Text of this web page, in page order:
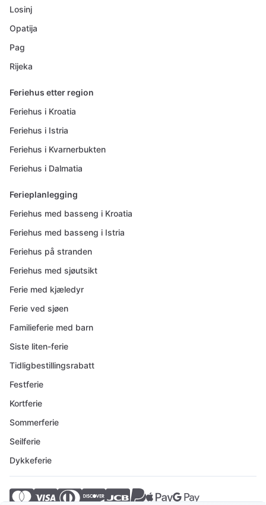
Losinj
Opatija
Pag
Rijeka
Feriehus etter region
Feriehus i Kroatia
Feriehus i Istria
Feriehus i Kvarnerbukten
Feriehus i Dalmatia
Ferieplanlegging
Feriehus med basseng i Kroatia
Feriehus med basseng i Istria
Feriehus på stranden
Feriehus med sjøutsikt
Ferie med kjæledyr
Ferie ved sjøen
Familieferie med barn
Siste liten-ferie
Tidligbestillingsrabatt
Festferie
Kortferie
Sommerferie
Seilferie
Dykkeferie